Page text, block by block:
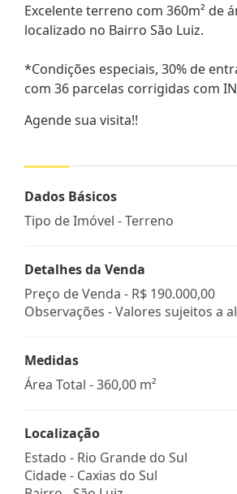
Excelente terreno com 360m² de
localizado no Bairro São Luiz.
*Condições especiais, 30% de
com 36 parcelas corrigidas com
Agende sua visita!!
Dados Básicos
Tipo de Imóvel - Terreno
Detalhes da Venda
Preço de Venda - R$ 190.000,00
Observações - Valores sujeitos a
Medidas
Área Total - 360,00 m²
Localização
Estado - Rio Grande do Sul
Cidade - Caxias do Sul